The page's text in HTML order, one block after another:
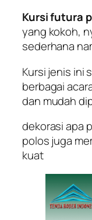
Kursi futura
yang kokoh,
sederhana
Kursi jenis ini
berbagai
dan mudah
dekorasi apa
polos juga
kuat